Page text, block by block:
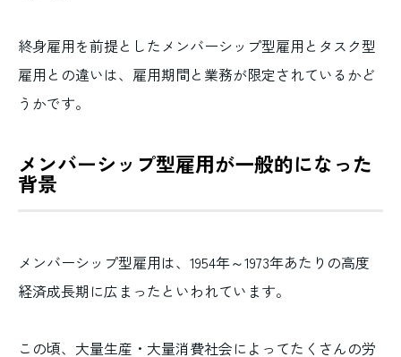
終身雇用を前提としたメンバーシップ型雇用とタスク型
雇用との違いは、雇用期間と業務が限定されているかど
うかです。
メンバーシップ型雇用が一般的になった
背景
メンバーシップ型雇用は、1954年～1973年あたりの高度
経済成長期に広まったといわれています。
この頃、大量生産・大量消費社会によってたくさんの労